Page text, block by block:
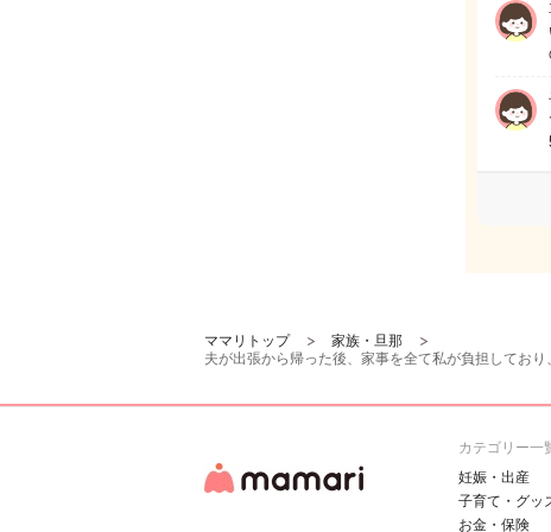
ママリトップ
家族・旦那
夫が出張から帰った後、家事を全て私が負担してお
カテゴリー一
妊娠・出産
子育て・グッ
お金・保険